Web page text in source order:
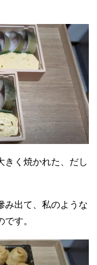
きく焼かれた、だし
み出て、私のような
す。